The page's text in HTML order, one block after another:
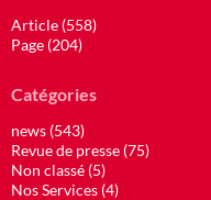
Article (558)
Page (204)
Catégories
news (543)
Revue de presse (75)
Non classé (5)
Nos Services (4)